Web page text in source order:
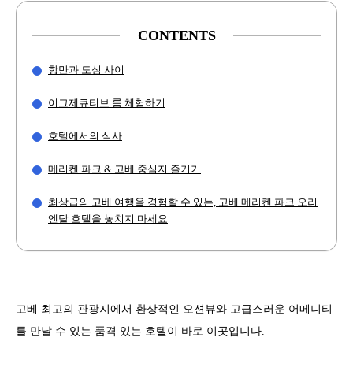
CONTENTS
항만과 도심 사이
이그제큐티브 룸 체험하기
호텔에서의 식사
메리켄 파크 & 고베 중심지 즐기기
최상급의 고베 여행을 경험할 수 있는, 고베 메리켄 파크 오리
엔탈 호텔을 놓치지 마세요
고베 최고의 관광지에서 환상적인 오션뷰와 고급스러운 어메니티
를 만날 수 있는 품격 있는 호텔이 바로 이곳입니다.